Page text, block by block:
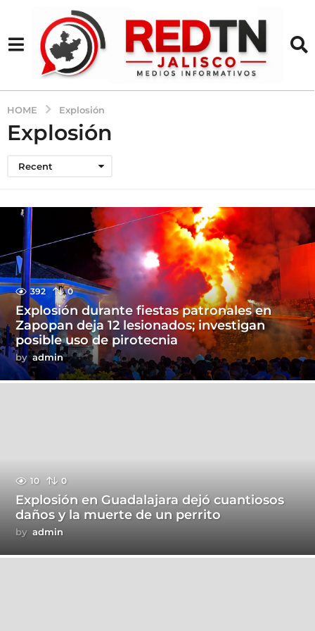
HOME Explosión
Explosión
Recent
392 0
Explosión durante fiestas patronales en
Zapopan deja 12 lesionados; investigan
posible uso de pirotecnia
by admin
10 0
Explosión en Guadalajara dejó cuantiosos
daños y la muerte de un perrito
by admin